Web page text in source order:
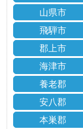
山県市
飛騨市
郡上市
海津市
養老郡
安八郡
本巣郡